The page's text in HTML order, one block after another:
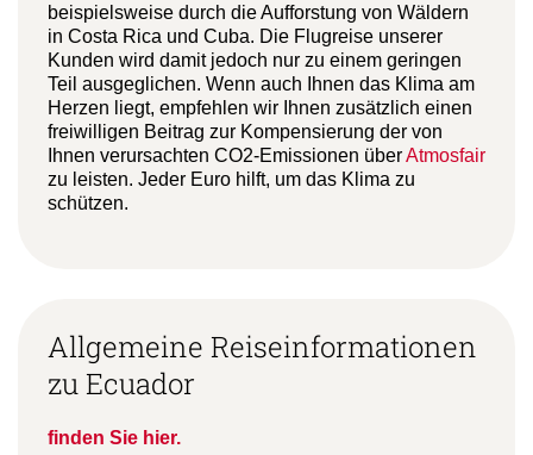
beispielsweise durch die Aufforstung von Wäldern
in Costa Rica und Cuba. Die Flugreise unserer
Kunden wird damit jedoch nur zu einem geringen
Teil ausgeglichen. Wenn auch Ihnen das Klima am
Herzen liegt, empfehlen wir Ihnen zusätzlich einen
freiwilligen Beitrag zur Kompensierung der von
Ihnen verursachten CO2-Emissionen überAtmosfair
zu leisten. Jeder Euro hilft, um das Klima zu
schützen.
Allgemeine Reiseinformationen
zu Ecuador
finden Sie hier.